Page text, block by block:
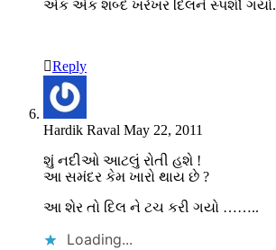
એક એક શબ્દ ખરેખર દિલને સ્પર્શી ગયો.
Reply
Hardik Raval May 22, 2011
શું નદીઓ આટલું રોતી હશે !
આ સમંદર કેમ ખારો થાય છે ?
આ શેર તો દિલ ને ટચ કરી ગયો ……..
Loading...